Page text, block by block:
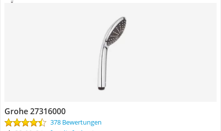
Grohe 27316000
378 Bewertungen